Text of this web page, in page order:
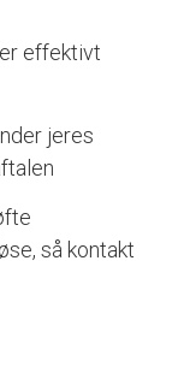
effektivt
jeres
så kontakt